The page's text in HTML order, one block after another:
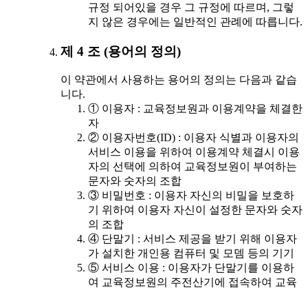
규정 되어있을 경우 그 규정에 따르며, 그렇
지 않은 경우에는 일반적인 관례에 따릅니다.
제 4 조 (용어의 정의)
이 약관에서 사용하는 용어의 정의는 다음과 같습
니다.
① 이용자 : 교육정보원과 이용계약을 체결한
자
② 이용자번호(ID) : 이용자 식별과 이용자의
서비스 이용을 위하여 이용계약 체결시 이용
자의 선택에 의하여 교육정보원이 부여하는
문자와 숫자의 조합
③ 비밀번호 : 이용자 자신의 비밀을 보호하
기 위하여 이용자 자신이 설정한 문자와 숫자
의 조합
④ 단말기 : 서비스 제공을 받기 위해 이용자
가 설치한 개인용 컴퓨터 및 모뎀 등의 기기
⑤ 서비스 이용 : 이용자가 단말기를 이용하
여 교육정보원의 주전산기에 접속하여 교육